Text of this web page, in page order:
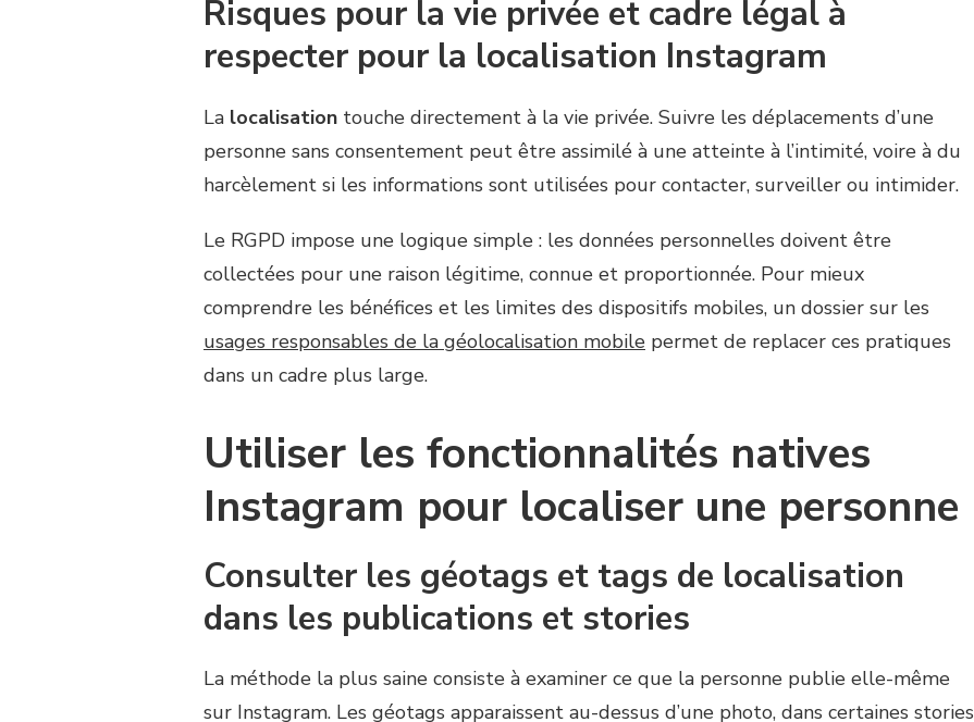
Risques pour la vie privée et cadre légal à
respecter pour la localisation Instagram
La localisation touche directement à la vie privée. Suivre les déplacements d’une
personne sans consentement peut être assimilé à une atteinte à l’intimité, voire à du
harcèlement si les informations sont utilisées pour contacter, surveiller ou intimider.
Le RGPD impose une logique simple : les données personnelles doivent être
collectées pour une raison légitime, connue et proportionnée. Pour mieux
comprendre les bénéfices et les limites des dispositifs mobiles, un dossier sur les
usages responsables de la géolocalisation mobile permet de replacer ces pratiques
dans un cadre plus large.
Utiliser les fonctionnalités natives
Instagram pour localiser une personne
Consulter les géotags et tags de localisation
dans les publications et stories
La méthode la plus saine consiste à examiner ce que la personne publie elle-même
sur Instagram. Les géotags apparaissent au-dessus d’une photo, dans certaines stories